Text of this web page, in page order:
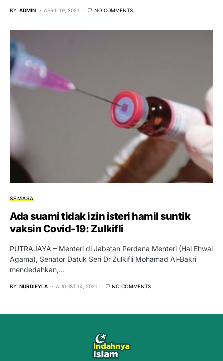
BY ADMIN APRIL 19, 2021 NO COMMENTS
SEMASA
Ada suami tidak izin isteri hamil suntik
vaksin Covid-19: Zulkifli
PUTRAJAYA – Menteri di Jabatan Perdana Menteri (Hal Ehwal
Agama), Senator Datuk Seri Dr Zulkifli Mohamad Al-Bakri
mendedahkan,…
BY NURDIEYLA AUGUST 14, 2021 NO COMMENTS